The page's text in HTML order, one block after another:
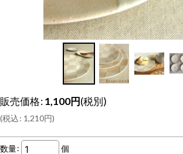
販売価格:1,100円(税別)
(税込: 1,210円)
数量: 個